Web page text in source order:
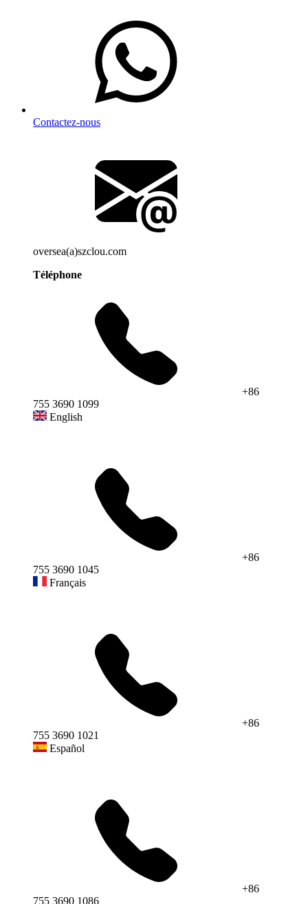
Contactez-nous
oversea(a)szclou.com
Téléphone
+86
755 3690 1099
English
+86
755 3690 1045
Français
+86
755 3690 1021
Español
+86
755 3690 1086